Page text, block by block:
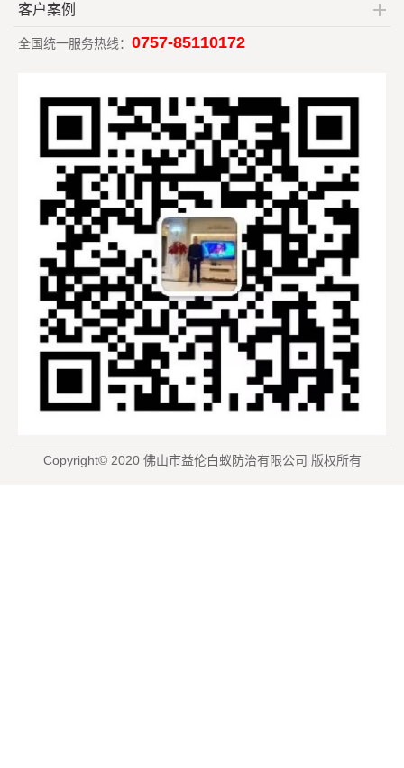
客户案例
全国统一服务热线： 0757-85110172
Copyright© 2020 佛山市益伦白蚁防治有限公司 版权所有